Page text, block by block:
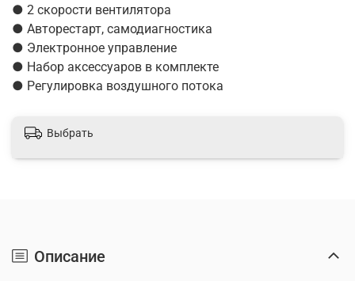
● 2 скорости вентилятора
● Авторестарт, самодиагностика
● Электронное управление
● Набор аксессуаров в комплекте
● Регулировка воздушного потока
Выбрать
Описание